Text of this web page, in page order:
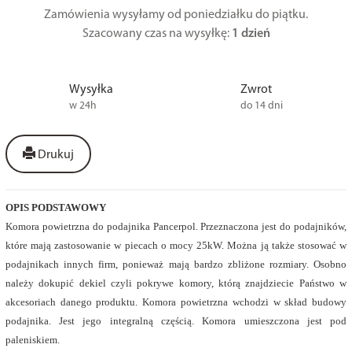
Zamówienia wysyłamy od poniedziałku do piątku.
Szacowany czas na wysyłkę: 1 dzień
Wysyłka
w 24h
Zwrot
do 14 dni
Drukuj
OPIS PODSTAWOWY
Komora powietrzna do podajnika Pancerpol. Przeznaczona jest do podajników,
które mają zastosowanie w piecach o mocy 25kW. Można ją także stosować w
podajnikach innych firm, ponieważ mają bardzo zbliżone rozmiary. Osobno
należy dokupić dekiel czyli pokrywe komory, którą znajdziecie Państwo w
akcesoriach danego produktu. Komora powietrzna wchodzi w skład budowy
podajnika. Jest jego integralną częścią. Komora umieszczona jest pod
paleniskiem.